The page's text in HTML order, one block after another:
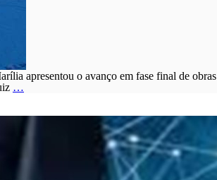
apresentou o avanço em fase final de
…